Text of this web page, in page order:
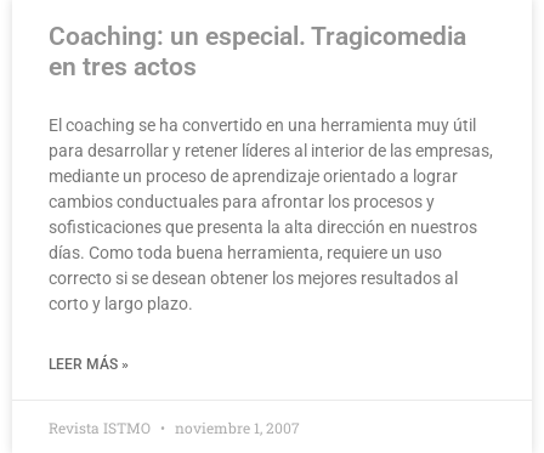
Coaching: un especial. Tragicomedia
en tres actos
El coaching se ha convertido en una herramienta muy útil
para desarrollar y retener líderes al interior de las empresas,
mediante un proceso de aprendizaje orientado a lograr
cambios conductuales para afrontar los procesos y
sofisticaciones que presenta la alta dirección en nuestros
días. Como toda buena herramienta, requiere un uso
correcto si se desean obtener los mejores resultados al
corto y largo plazo.
LEER MÁS »
Revista ISTMO noviembre 1, 2007